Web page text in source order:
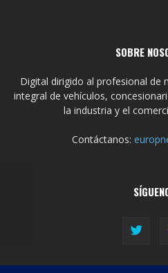
SOBRE
Digital dirigido al profesional de
integral de vehículos,
la industria y el
Contáctanos: